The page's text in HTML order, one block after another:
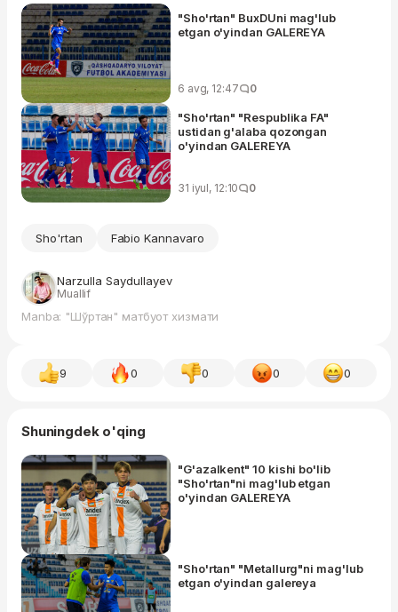
"Sho'rtan" BuxDUni mag'lub
etgan o'yindan GALEREYA
6 avg, 12:47 0
"Sho'rtan" "Respublika FA"
ustidan g'alaba qozongan
o'yindan GALEREYA
31 iyul, 12:10 0
Sho'rtan Fabio Kannavaro
Narzulla Saydullayev
Muallif
Manba: "Шўртан" матбуот хизмати
9 0 0 0 0
Shuningdek o'qing
"G'azalkent" 10 kishi bo'lib
"Sho'rtan"ni mag'lub etgan
o'yindan GALEREYA
"Sho'rtan" "Metallurg"ni mag'lub
etgan o'yindan galereya